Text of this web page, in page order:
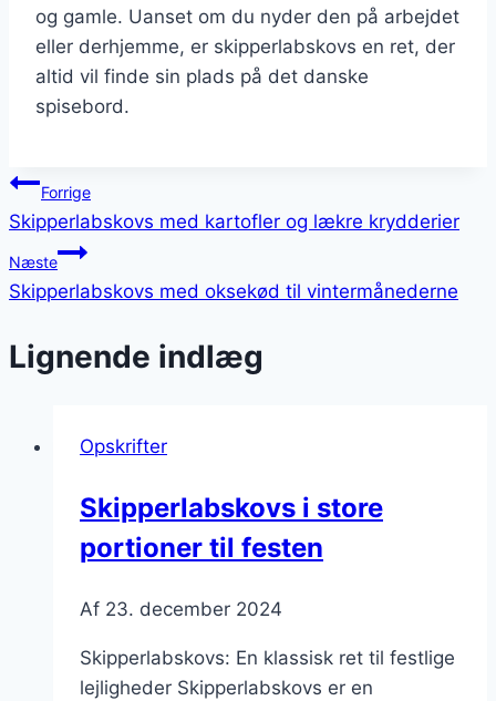
og gamle. Uanset om du nyder den på arbejdet
eller derhjemme, er skipperlabskovs en ret, der
altid vil finde sin plads på det danske
spisebord.
Indlægsnavigation
Forrige
Skipperlabskovs med kartofler og lækre krydderier
Næste
Skipperlabskovs med oksekød til vintermånederne
Lignende indlæg
Opskrifter
Skipperlabskovs i store
portioner til festen
Af 23. december 2024
Skipperlabskovs: En klassisk ret til festlige
lejligheder Skipperlabskovs er en